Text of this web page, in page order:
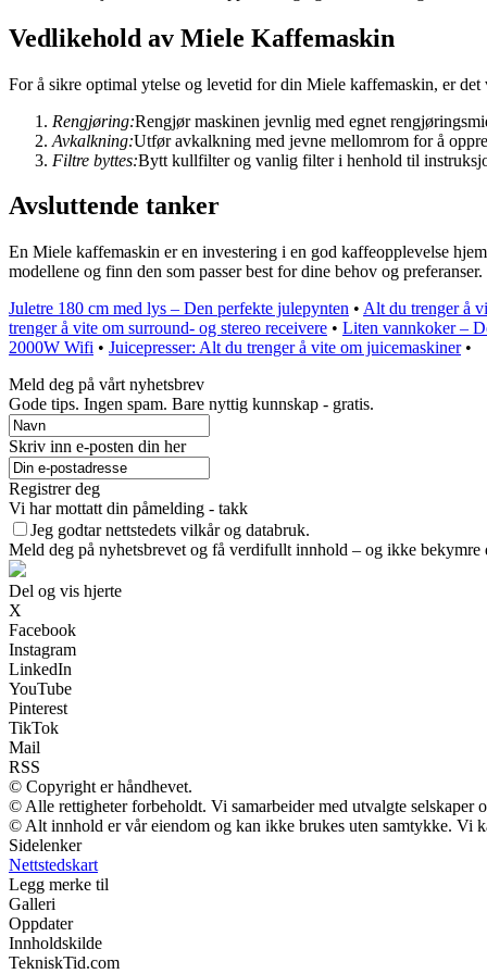
Vedlikehold av Miele Kaffemaskin
For å sikre optimal ytelse og levetid for din Miele kaffemaskin, er
Rengjøring:Rengjør maskinen jevnlig med egnet
Avkalkning:Utfør avkalkning med jevne mellomrom for å
Filtre byttes:Bytt kullfilter og vanlig filter i henhold til
Avsluttende tanker
En Miele kaffemaskin er en investering i en god kaffeopplevelse
modellene og finn den som passer best for dine behov og preferanser.
Juletre 180 cm med lys – Den perfekte julepynten • Alt du trenger å
trenger å vite om surround- og stereo receivere • Liten vannkoker –
2000W Wifi • Juicepresser: Alt du trenger å vite om juicemaskiner•
Meld deg på vårt nyhetsbrev
Gode ​​tips. Ingen spam. Bare nyttig kunnskap - gratis.
Skriv inn e-posten din her
Registrer deg
Vi har mottatt din påmelding - takk
Jeg godtar nettstedets vilkår og databruk.
Meld deg på nyhetsbrevet og få verdifullt innhold – og ikke
Del og vis hjerte
X
Facebook
Instagram
LinkedIn
YouTube
Pinterest
TikTok
Mail
RSS
© Copyright er håndhevet.
© Alle rettigheter forbeholdt. Vi samarbeider med utvalgte selskaper
© Alt innhold er vår eiendom og kan ikke brukes uten samtykke. Vi
Sidelenker
Nettstedskart
Legg merke til
Galleri
Oppdater
Innholdskilde
TekniskTid.com